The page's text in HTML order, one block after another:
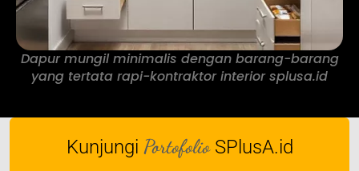
Dapur mungil minimalis dengan barang-barang
yang tertata rapi-kontraktor interior splusa.id
Kunjungi Portofolio SPlusA.id